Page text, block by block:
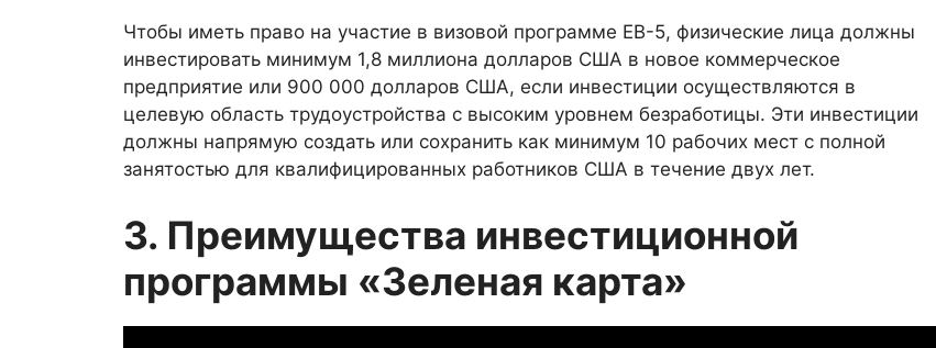
Чтобы иметь право на участие в визовой программе EB-5, физические лица должны
инвестировать минимум 1,8 миллиона долларов США в новое коммерческое
предприятие или 900 000 долларов США, если инвестиции осуществляются в
целевую область трудоустройства с высоким уровнем безработицы. Эти инвестиции
должны напрямую создать или сохранить как минимум 10 рабочих мест с полной
занятостью для квалифицированных работников США в течение двух лет.
3. Преимущества инвестиционной
программы «Зеленая карта»